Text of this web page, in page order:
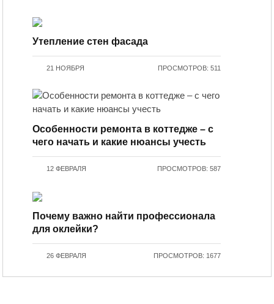
Утепление стен фасада
21 НОЯБРЯ ПРОСМОТРОВ: 511
Особенности ремонта в коттедже – с
чего начать и какие нюансы учесть
12 ФЕВРАЛЯ ПРОСМОТРОВ: 587
Почему важно найти профессионала
для оклейки?
26 ФЕВРАЛЯ ПРОСМОТРОВ: 1677